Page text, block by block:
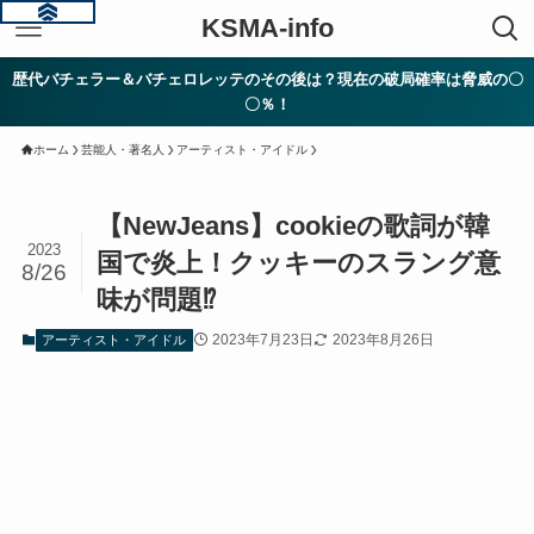
KSMA-info
歴代バチェラー＆バチェロレッテのその後は？現在の破局確率は脅威の〇
〇％！
ホーム 芸能人・著名人 アーティスト・アイドル
【NewJeans】cookieの歌詞が韓
国で炎上！クッキーのスラング意
味が問題⁉︎
2023
8/26
アーティスト・アイドル 2023年7月23日 2023年8月26日